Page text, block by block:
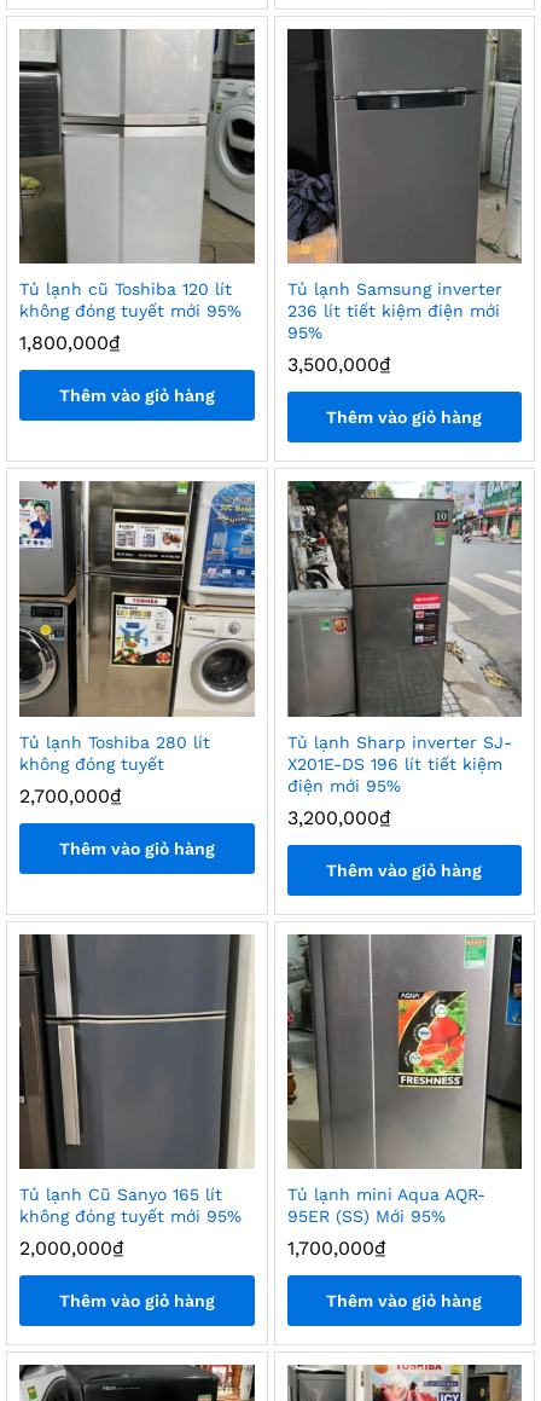
Tủ lạnh cũ Toshiba 120 lít
không đóng tuyết mới 95%
1,800,000₫
Thêm vào giỏ hàng
Tủ lạnh Samsung inverter
236 lít tiết kiệm điện mới
95%
3,500,000₫
Thêm vào giỏ hàng
Tủ lạnh Toshiba 280 lít
không đóng tuyết
2,700,000₫
Thêm vào giỏ hàng
Tủ lạnh Sharp inverter SJ-
X201E-DS 196 lít tiết kiệm
điện mới 95%
3,200,000₫
Thêm vào giỏ hàng
Tủ lạnh Cũ Sanyo 165 lít
không đóng tuyết mới 95%
2,000,000₫
Thêm vào giỏ hàng
Tủ lạnh mini Aqua AQR-
95ER (SS) Mới 95%
1,700,000₫
Thêm vào giỏ hàng